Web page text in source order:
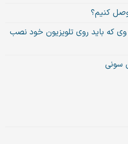
وصل کنیم؟
تی وی که باید روی تلویزیون خود نصب